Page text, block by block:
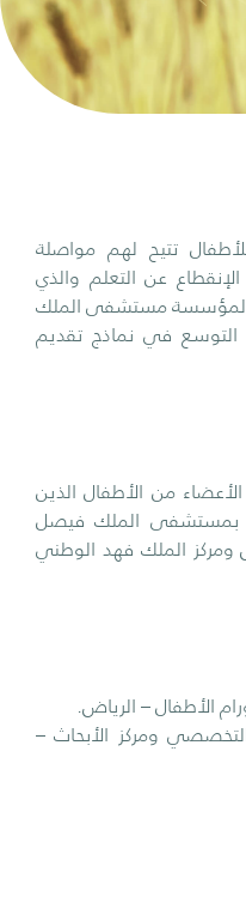
تتيح لهم مواصلة
عن التعلم والذي
لمؤسسة مستشفى الملك
في نماذج تقديم
من الأطفال الذين
لأكثر من 10 أيام بمستشفى الملك فيصل
ومركز الملك فهد الوطني
الأطفال – الرياض.
ومركز الأبحاث –